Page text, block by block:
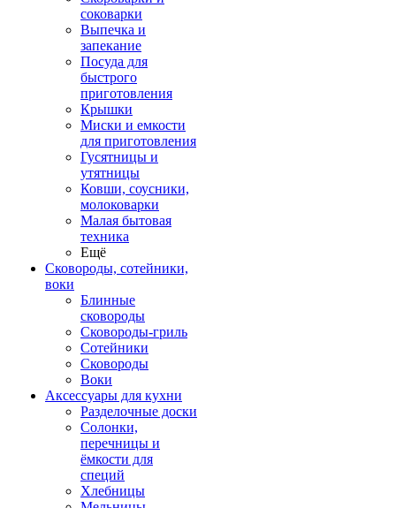
соковарки
Выпечка и
запекание
Посуда для
быстрого
приготовления
Крышки
Миски и емкости
для приготовления
Гусятницы и
утятницы
Ковши, соусники,
молоковарки
Малая бытовая
техника
Ещё
Сковороды, сотейники,
воки
Блинные
сковороды
Сковороды-гриль
Сотейники
Сковороды
Воки
Аксессуары для кухни
Разделочные доски
Солонки,
перечницы и
ёмкости для
специй
Хлебницы